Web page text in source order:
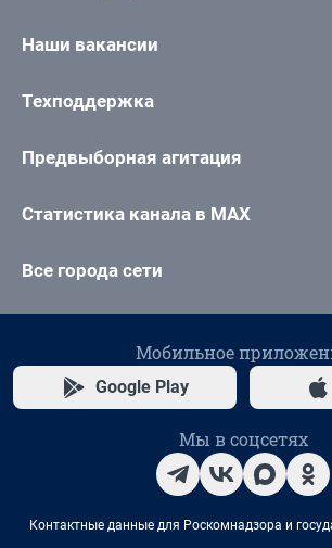
Наши вакансии
Техподдержка
Предвыборная агитация
Статистика канала в MAX
Все города сети
Мобильное
Google Play
Мы в соцсетях
Контактные данные для Роскомнадзора и